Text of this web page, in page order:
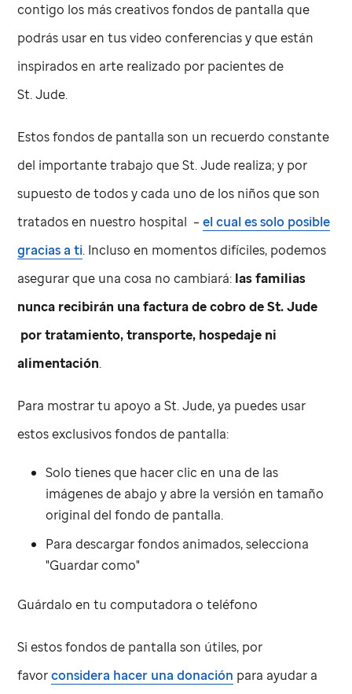
contigo los más creativos fondos de pantalla que
podrás usar en tus video conferencias y que están
inspirados en arte realizado por pacientes de
St. Jude.
Estos fondos de pantalla son un recuerdo constante
del importante trabajo queSt. Jude realiza; y por
supuesto de todos y cada uno de los niños que son
tratados en nuestro hospital –el cual es solo posible
gracias a ti. Incluso en momentos difíciles, podemos
asegurar que una cosa no cambiará: las familias
nunca recibirán una factura de cobro deSt. Jude
por tratamiento, transporte, hospedaje ni
alimentación.
Para mostrar tu apoyo aSt. Jude, ya puedes usar
estos exclusivos fondos de pantalla:
Solo tienes que hacer clic en una de las
imágenes de abajo y abre la versión en tamaño
original del fondo de pantalla.
Para descargar fondos animados, selecciona
"Guardar como"
Guárdalo en tu computadora o teléfono
Si estos fondos de pantalla son útiles, por
favorconsidera hacer una donación para ayudar a